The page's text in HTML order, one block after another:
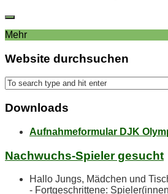
Mehr
Web­site durchsuchen
Down­loads
Aufnahmeformular DJK
Nach­wuchs-Spie­ler gesucht
Hallo Jungs, Mädchen und
- Fortgeschrittene: